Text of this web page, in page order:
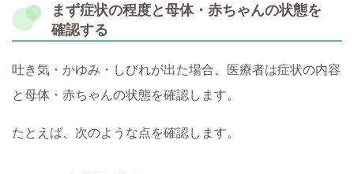
まず症状の程度と母体・赤ちゃんの状態を
確認する
吐き気・かゆみ・しびれが出た場合、医療者は症状の内容
と母体・赤ちゃんの状態を確認します。
たとえば、次のような点を確認します。